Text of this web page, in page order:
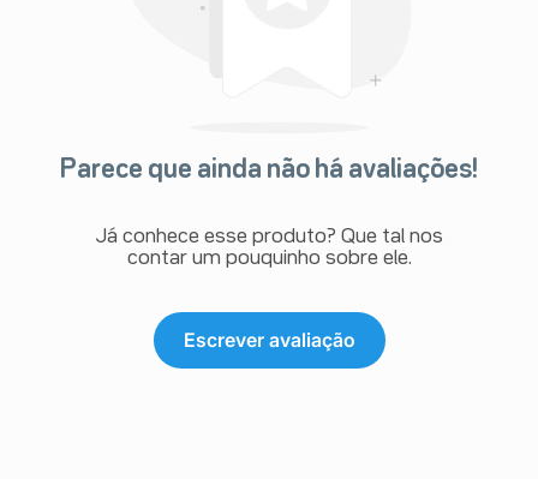
Parece que ainda não há avaliações!
Já conhece esse produto? Que tal nos
contar um pouquinho sobre ele.
Escrever avaliação